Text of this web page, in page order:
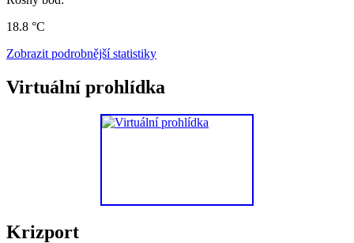
18.8 °C
Zobrazit podrobnější statistiky
Virtuální prohlídka
Krizport